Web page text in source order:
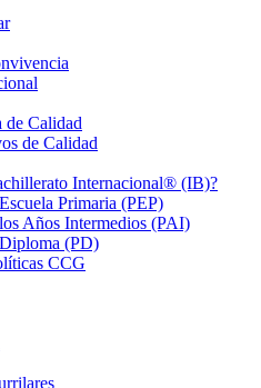
de Calidad
de Calidad
Internacional® (IB)?
Primaria (PEP)
Años Intermedios (PAI)
(PD)
CCG